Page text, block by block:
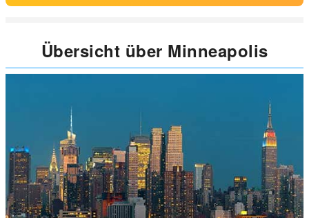
Übersicht über Minneapolis